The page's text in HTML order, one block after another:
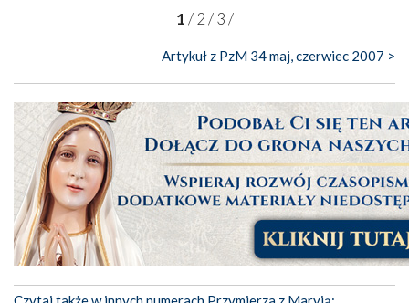
1/ 2/3/
Artykuł z PzM 34 maj, czerwiec 2007 >